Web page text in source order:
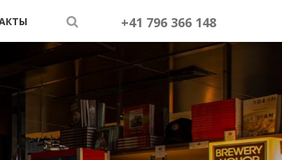
+41 796 366 148